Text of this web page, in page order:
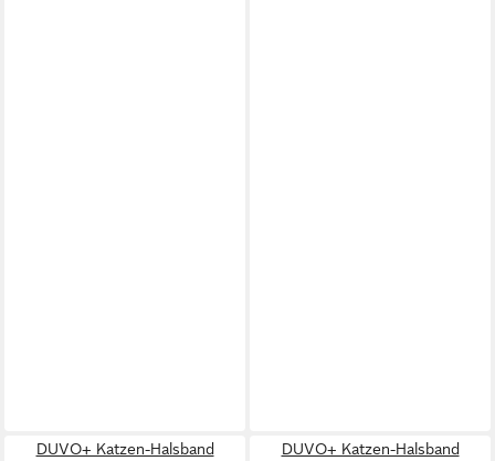
DUVO+ Katzen-Halsband
DUVO+ Katzen-Halsband